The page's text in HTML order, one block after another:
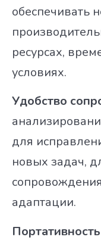
обеспечивать
ресурсах,
условиях.
Удобство
для
новых задач,
адаптации.
Портативность